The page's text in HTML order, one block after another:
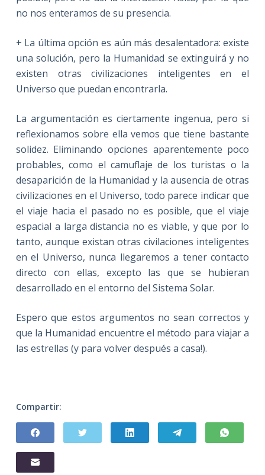
no nos enteramos de su presencia.
+ La última opción es aún más desalentadora: existe
una solución, pero la Humanidad se extinguirá y no
existen otras civilizaciones inteligentes en el
Universo que puedan encontrarla.
La argumentación es ciertamente ingenua, pero si
reflexionamos sobre ella vemos que tiene bastante
solidez. Eliminando opciones aparentemente poco
probables, como el camuflaje de los turistas o la
desaparición de la Humanidad y la ausencia de otras
civilizaciones en el Universo, todo parece indicar que
el viaje hacia el pasado no es posible, que el viaje
espacial a larga distancia no es viable, y que por lo
tanto, aunque existan otras civilaciones inteligentes
en el Universo, nunca llegaremos a tener contacto
directo con ellas, excepto las que se hubieran
desarrollado en el entorno del Sistema Solar.
Espero que estos argumentos no sean correctos y
que la Humanidad encuentre el método para viajar a
las estrellas (y para volver después a casa!).
Compartir: